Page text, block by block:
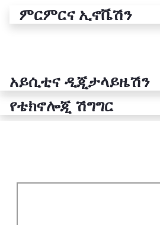
ምርምርና ኢኖቬሽን
አይሲቲና ዲጂታላይዜሽን
የቴክኖሎጂ ሽግግር